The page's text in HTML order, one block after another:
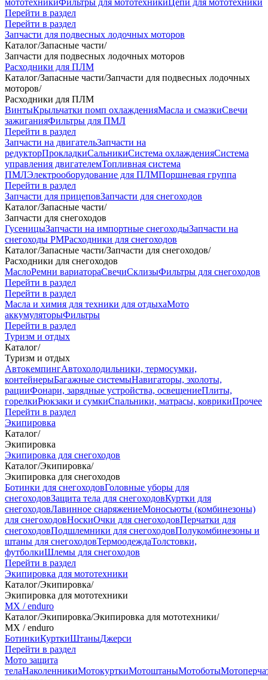
мототехникиФильтры для мототехникиЦепи для мототехники
Перейти в раздел
Перейти в раздел
Запчасти для подвесных лодочных моторов
Каталог/Запасные части/
Запчасти для подвесных лодочных моторов
Расходники для ПЛМ
Каталог/Запасные части/Запчасти для подвесных лодочных
моторов/
Расходники для ПЛМ
ВинтыКрыльчатки помп охлажденияМасла и смазкиСвечи
зажиганияФильтры для ПМЛ
Перейти в раздел
Запчасти на двигательЗапчасти на
редукторПрокладкиСальникиСистема охлажденияСистема
управления двигателемТопливная система
ПМЛЭлектрооборудование для ПЛМПоршневая группа
Перейти в раздел
Запчасти для прицеповЗапчасти для снегоходов
Каталог/Запасные части/
Запчасти для снегоходов
ГусеницыЗапчасти на импортные снегоходыЗапчасти на
снегоходы РМРасходники для снегоходов
Каталог/Запасные части/Запчасти для снегоходов/
Расходники для снегоходов
МаслоРемни вариатораСвечиСклизыФильтры для снегоходов
Перейти в раздел
Перейти в раздел
Масла и химия для техники для отдыхаМото
аккумуляторыФильтры
Перейти в раздел
Туризм и отдых
Каталог/
Туризм и отдых
АвтокемпингАвтохолодильники, термосумки,
контейнерыБагажные системыНавигаторы, эхолоты,
рацииФонари, зарядные устройства, освещениеПлиты,
горелкиРюкзаки и сумкиСпальники, матрасы, коврикиПрочее
Перейти в раздел
Экипировка
Каталог/
Экипировка
Экипировка для снегоходов
Каталог/Экипировка/
Экипировка для снегоходов
Ботинки для снегоходовГоловные уборы для
снегоходовЗащита тела для снегоходовКуртки для
снегоходовЛавинное снаряжениеМоносьюты (комбинезоны)
для снегоходовНоскиОчки для снегоходовПерчатки для
снегоходовПодшлемники для снегоходовПолукомбинезоны и
штаны для снегоходовТермоодеждаТолстовки,
футболкиШлемы для снегоходов
Перейти в раздел
Экипировка для мототехники
Каталог/Экипировка/
Экипировка для мототехники
MX / enduro
Каталог/Экипировка/Экипировка для мототехники/
MX / enduro
БотинкиКурткиШтаныДжерси
Перейти в раздел
Мото защита
телаНаколенникиМотокурткиМотоштаныМотоботы